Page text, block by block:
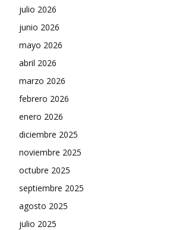
julio 2026
junio 2026
mayo 2026
abril 2026
marzo 2026
febrero 2026
enero 2026
diciembre 2025
noviembre 2025
octubre 2025
septiembre 2025
agosto 2025
julio 2025